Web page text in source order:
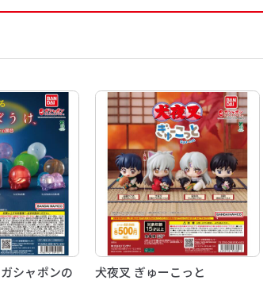
シャポンの 犬夜叉 ぎゅーこっと